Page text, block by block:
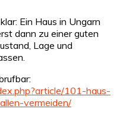
Ein Haus in Ungarn
dann zu einer guten
Lage und
101-haus-
vermeiden/